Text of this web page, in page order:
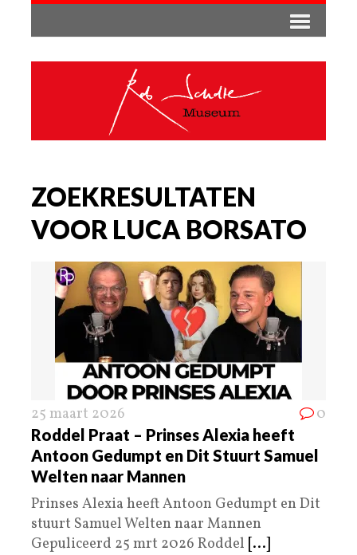
ZOEKRESULTATEN
VOOR LUCA BORSATO
25 maart 2026 0
Roddel Praat – Prinses Alexia heeft
Antoon Gedumpt en Dit Stuurt Samuel
Welten naar Mannen
Prinses Alexia heeft Antoon Gedumpt en Dit
stuurt Samuel Welten naar Mannen
Gepuliceerd 25 mrt 2026 Roddel [...]